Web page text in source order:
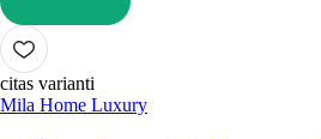
LIKT GROZĀ
citas varianti
Mila Home Luxury